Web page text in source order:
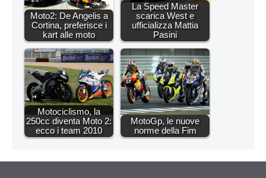
Moto2: De Angelis a
Cortina, preferisce i
kart alle moto
La Speed Master
scarica West e
ufficializza Mattia
Pasini
Motociclismo, la
250cc diventa Moto 2:
ecco i team 2010
MotoGp, le nuove
norme della Fim